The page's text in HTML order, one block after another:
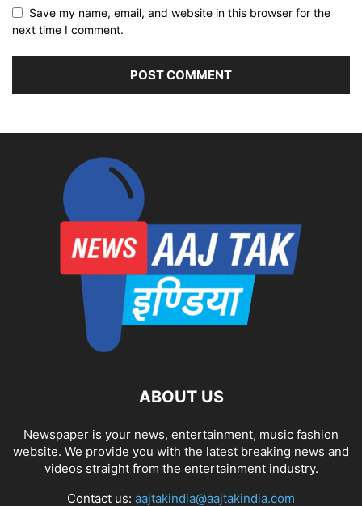
Save my name, email, and website in this browser for the
next time I comment.
ABOUT US
Newspaper is your news, entertainment, music fashion
website. We provide you with the latest breaking news and
videos straight from the entertainment industry.
Contact us: aajtakindia@aajtakindia.com